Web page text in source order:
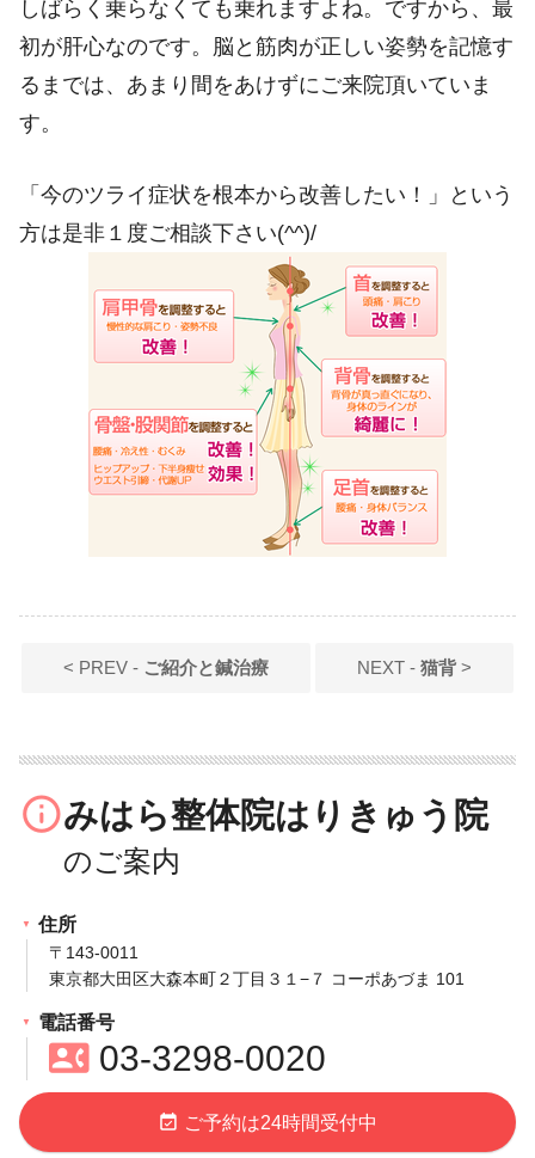
しばらく乗らなくても乗れますよね。ですから、最
初が肝心なのです。脳と筋肉が正しい姿勢を記憶す
るまでは、あまり間をあけずにご来院頂いていま
す。
「今のツライ症状を根本から改善したい！」という
方は是非１度ご相談下さい(^^)/
< PREV - ご紹介と鍼治療 NEXT - 猫背 >
info_outlineみはら整体院はりきゅう院
住所
〒143‐0011
東京都大田区大森本町２丁目３１−７ コーポあづま 101
電話番号
contact_phone03‐3298‐0020
event_available ご予約は24時間受付中